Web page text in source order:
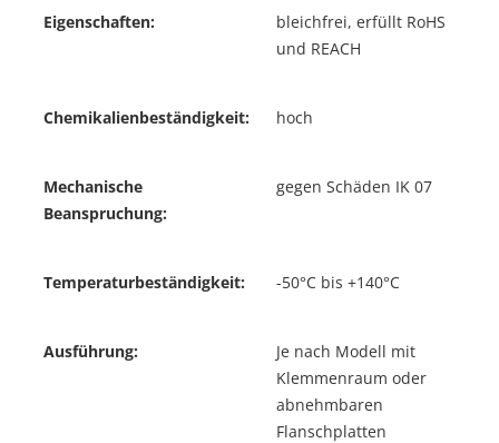
Eigenschaften:
bleichfrei, erfüllt RoHS
und REACH
Chemikalienbeständigkeit: hoch
Mechanische
Beanspruchung:
gegen Schäden IK 07
Temperaturbeständigkeit: -50°C bis +140°C
Ausführung:
Je nach Modell mit
Klemmenraum oder
abnehmbaren
Flanschplatten